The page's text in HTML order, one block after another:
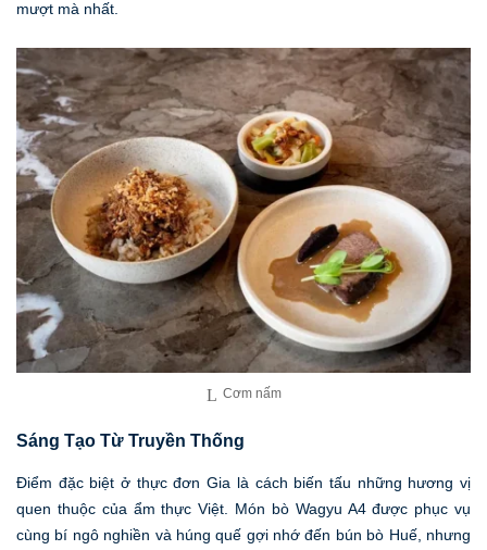
mượt mà nhất.
Cơm nấm
Sáng Tạo Từ Truyền Thống
Điểm đặc biệt ở thực đơn Gia là cách biến tấu những hương vị
quen thuộc của ẩm thực Việt. Món bò Wagyu A4 được phục vụ
cùng bí ngô nghiền và húng quế gợi nhớ đến bún bò Huế, nhưng